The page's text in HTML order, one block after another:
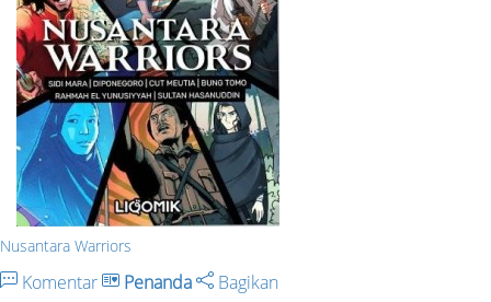
Nusantara Warriors
Komentar Penanda Bagikan